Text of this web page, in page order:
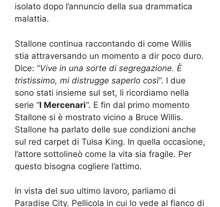
isolato dopo l’annuncio della sua drammatica
malattia.
Stallone continua raccontando di come Willis
stia attraversando un momento a dir poco duro.
Dice: “Vive in una sorte di segregazione. È
tristissimo, mi distrugge saperlo così“. I due
sono stati insieme sul set, li ricordiamo nella
serie “I Mercenari“. E fin dal primo momento
Stallone si è mostrato vicino a Bruce Willis.
Stallone ha parlato delle sue condizioni anche
sul red carpet di Tulsa King. In quella occasione,
l’attore sottolineò come la vita sia fragile. Per
questo bisogna cogliere l’attimo.
In vista del suo ultimo lavoro, parliamo di
Paradise City. Pellicola in cui lo vede al fianco di